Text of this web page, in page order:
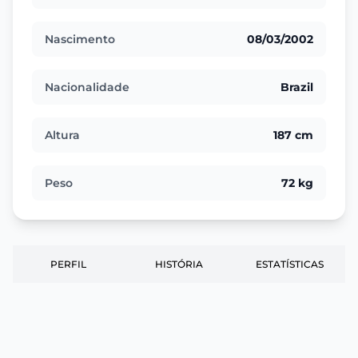
Nascimento 08/03/2002
Nacionalidade Brazil
Altura 187 cm
Peso 72 kg
PERFIL HISTÓRIA ESTATÍSTICAS